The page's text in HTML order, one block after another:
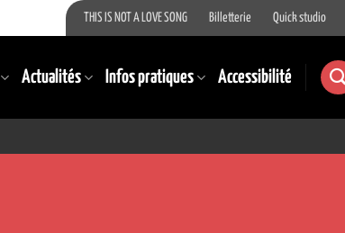
THIS IS NOT A LOVE SONG Billetterie Quick studio
Actualités Infos pratiques Accessibilité